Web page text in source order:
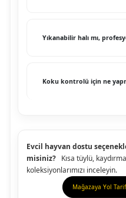
Yıkanabilir halı mı,
Koku kontrolü için ne
Evcil hayvan dostu
misiniz?
Kısa tüylü,
koleksiyonlarımızı inceleyin.
Mağazaya Yol